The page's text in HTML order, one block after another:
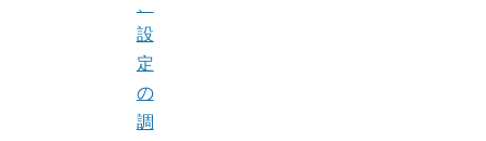
設
定
の
調